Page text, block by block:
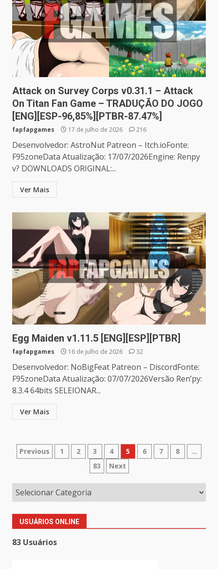
Attack on Survey Corps v0.31.1 – Attack
On Titan Fan Game – TRADUÇÃO DO JOGO
[ENG][ESP-96,85%][PTBR-87.47%]
fapfapgames 17 de julho de 2026 216
Desenvolvedor: AstroNut Patreon – Itch.ioFonte:
F95zoneData Atualização: 17/07/2026Engine: Renpy
v? DOWNLOADS ORIGINAL:...
Ver Mais
Egg Maiden v1.11.5 [ENG][ESP][PTBR]
fapfapgames 16 de julho de 2026 32
Desenvolvedor: NoBigFeat Patreon – DiscordFonte:
F95zoneData Atualização: 07/07/2026Versão Ren’py:
8.3.4 64bits SELEIONAR...
Ver Mais
Paginação
posts
Previous 1 2 3 4 5 6 7 8
…
83
Next
USUÁRIOS ONLINE
83 Usuários